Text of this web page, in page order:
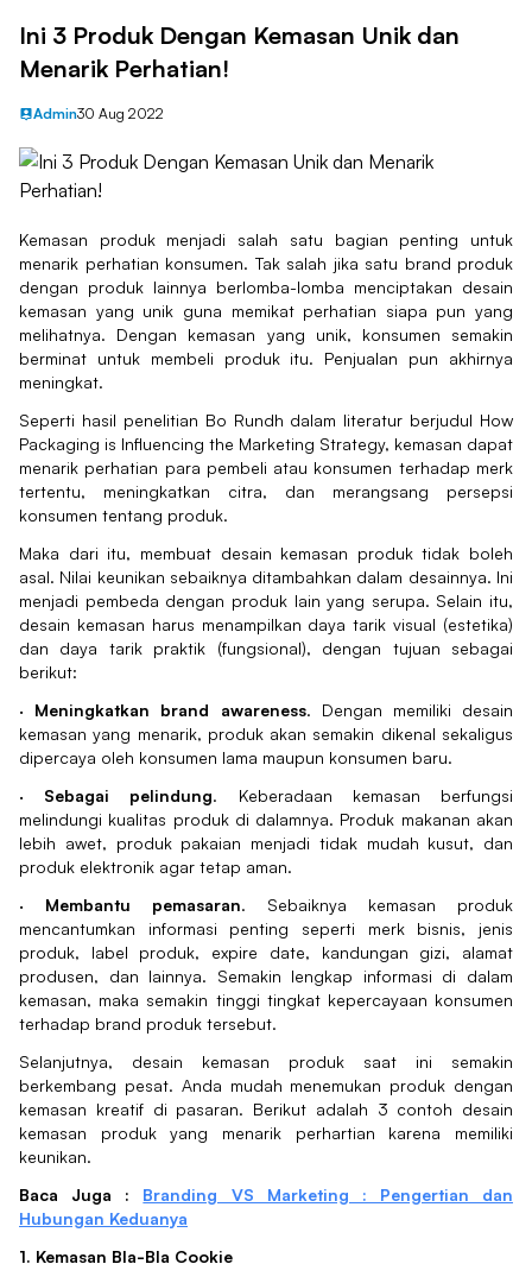
Ini 3 Produk Dengan Kemasan Unik dan
Menarik Perhatian!
Admin30 Aug 2022
Kemasan produk menjadi salah satu bagian penting untuk
menarik perhatian konsumen. Tak salah jika satu brand produk
dengan produk lainnya berlomba-lomba menciptakan desain
kemasan yang unik guna memikat perhatian siapa pun yang
melihatnya. Dengan kemasan yang unik, konsumen semakin
berminat untuk membeli produk itu. Penjualan pun akhirnya
meningkat.
Seperti hasil penelitian Bo Rundh dalam literatur berjudul How
Packaging is Influencing the Marketing Strategy, kemasan dapat
menarik perhatian para pembeli atau konsumen terhadap merk
tertentu, meningkatkan citra, dan merangsang persepsi
konsumen tentang produk.
Maka dari itu, membuat desain kemasan produk tidak boleh
asal. Nilai keunikan sebaiknya ditambahkan dalam desainnya. Ini
menjadi pembeda dengan produk lain yang serupa. Selain itu,
desain kemasan harus menampilkan daya tarik visual (estetika)
dan daya tarik praktik (fungsional), dengan tujuan sebagai
berikut:
· Meningkatkan brand awareness. Dengan memiliki desain
kemasan yang menarik, produk akan semakin dikenal sekaligus
dipercaya oleh konsumen lama maupun konsumen baru.
· Sebagai pelindung. Keberadaan kemasan berfungsi
melindungi kualitas produk di dalamnya. Produk makanan akan
lebih awet, produk pakaian menjadi tidak mudah kusut, dan
produk elektronik agar tetap aman.
· Membantu pemasaran. Sebaiknya kemasan produk
mencantumkan informasi penting seperti merk bisnis, jenis
produk, label produk, expire date, kandungan gizi, alamat
produsen, dan lainnya. Semakin lengkap informasi di dalam
kemasan, maka semakin tinggi tingkat kepercayaan konsumen
terhadap brand produk tersebut.
Selanjutnya, desain kemasan produk saat ini semakin
berkembang pesat. Anda mudah menemukan produk dengan
kemasan kreatif di pasaran. Berikut adalah 3 contoh desain
kemasan produk yang menarik perhartian karena memiliki
keunikan.
Baca Juga : Branding VS Marketing : Pengertian dan
Hubungan Keduanya
1. Kemasan Bla-Bla Cookie